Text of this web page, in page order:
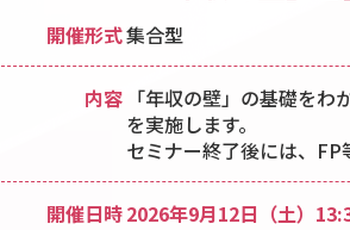
開催形式集合型
内容 「年収の壁」の基礎を
を実施します。
セミナー終了後には、FP
開催日時2026年9月12日（土）